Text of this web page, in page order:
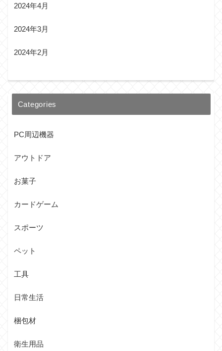
2024年4月
2024年3月
2024年2月
Categories
PC周辺機器
アウトドア
お菓子
カードゲーム
スポーツ
ペット
工具
日常生活
梱包材
衛生用品